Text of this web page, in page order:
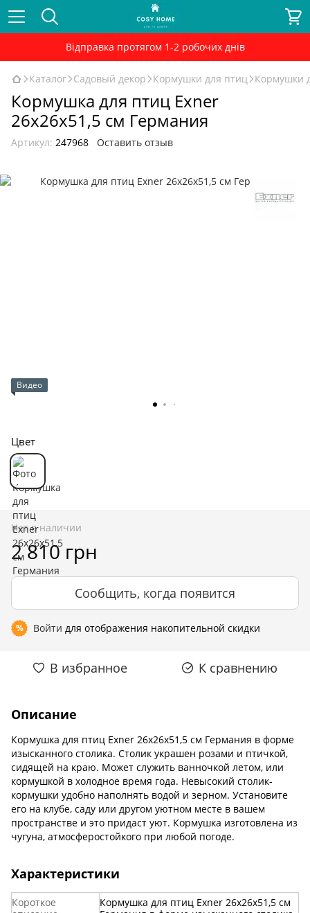
Відправка протягом 1-2 робочих днів
Каталог Садовый декор Кормушки для птиц Кормушки
Кормушка для птиц Exner
26x26x51,5 см Германия
Артикул: 247968 Оставить отзыв
Видео
Цвет
Нет в наличии
2 810 грн
Сообщить, когда появится
% Войти для отображения накопительной скидки
В избранное К сравнению
Описание
Кормушка для птиц Exner 26x26x51,5 см Германия в форме
изысканного столика. Столик украшен розами и птичкой,
сидящей на краю. Может служить ванночкой летом, или
кормушкой в холодное время года. Невысокий столик-
кормушки удобно наполнять водой и зерном. Установите
его на клубе, саду или другом уютном месте в вашем
пространстве и это придаст уют. Кормушка изготовлена из
чугуна, атмосферостойкого при любой погоде.
Характеристики
Короткое
Кормушка для птиц Exner 26x26x51,5 см